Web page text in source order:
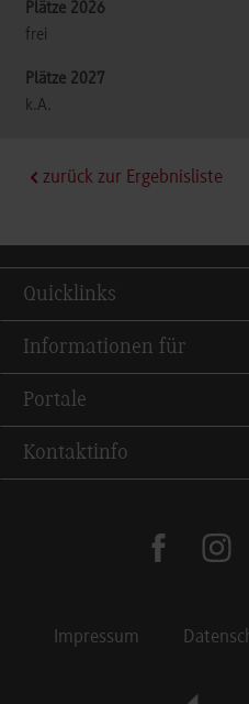
frei
k.A.
zurück zur Ergebnisliste
Quicklinks
Informationen für
Portale
Kontaktinfo
facebook
Impressum